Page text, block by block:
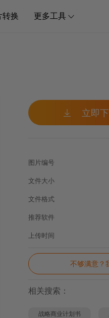
转换 更多工具 
 立即
图片编号
文件大小
文件格式
推荐软件
上传时间
不够满意？
相关搜索：
战略商业计划书